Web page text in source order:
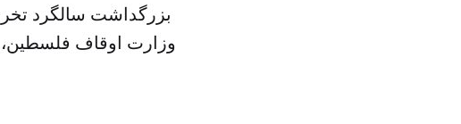
بزرگداشت سالگرد
وزارت اوقاف